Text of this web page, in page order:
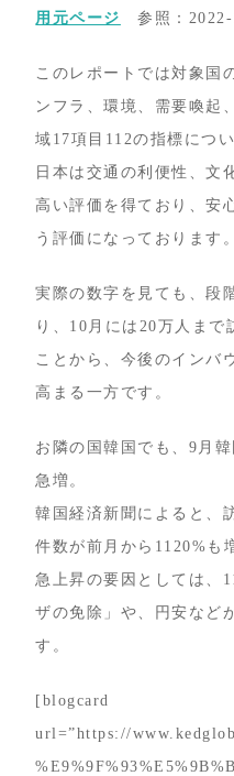
用元ページ
参照：2022-
このレポートでは対象国
ンフラ、環境、需要喚起
域17項目112の指標につ
日本は交通の利便性、文
高い評価を得ており、安
う評価になっております。
実際の数字を見ても、段
り、10月には20万人まで
ことから、今後のインバ
高まる一方です。
お隣の国韓国でも、9月
急増。
韓国経済新聞によると、
件数が前月から1120%も
急上昇の要因としては、
ザの免除」や、円安など
す。
[blogcard
url=”https://